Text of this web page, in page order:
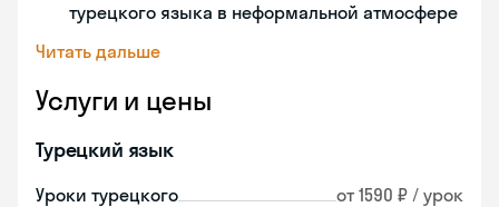
турецкого языка в неформальной атмосфере
Читать дальше
Услуги и цены
Турецкий язык
Уроки турецкого от 1590 ₽ / урок